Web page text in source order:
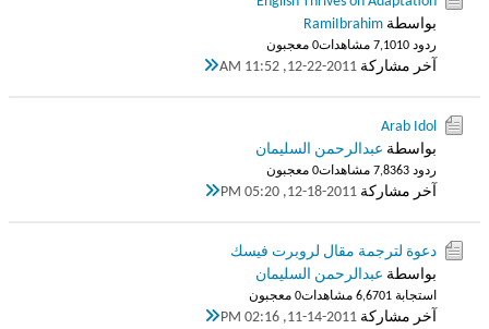
بواسطة RamiIbrahim
ردود 0 7,101 مشاهدات 0 معجبون
آخر مشاركة 12-22-2011, 11:52 AM
Arab Idol
بواسطة عبدالرحمن السليمان
ردود 3 7,836 مشاهدات 0 معجبون
آخر مشاركة 12-18-2011, 05:20 PM
دعوة لترجمة مقال لروبرت فيسك
بواسطة عبدالرحمن السليمان
استجابة 1 6,670 مشاهدات 0 معجبون
آخر مشاركة 11-14-2011, 02:16 PM